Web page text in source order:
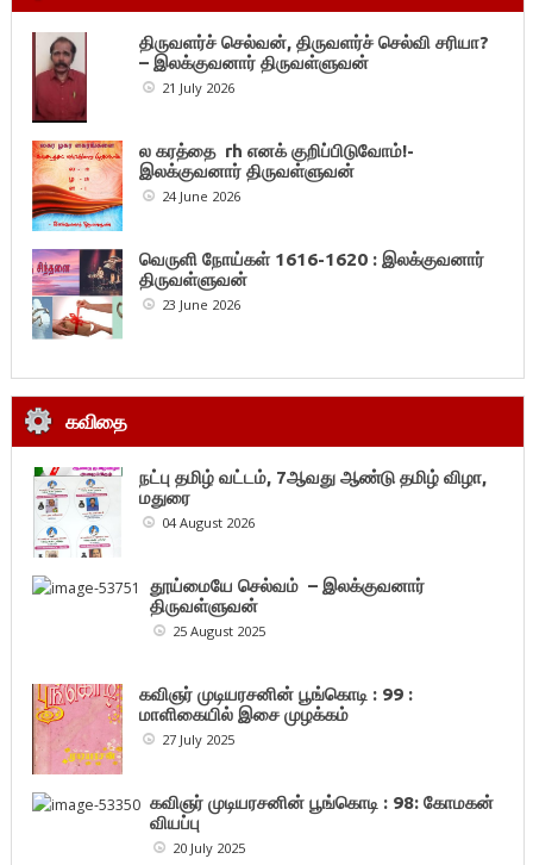
திருவளர்ச் செல்வன், திருவளர்ச் செல்வி சரியா?
– இலக்குவனார் திருவள்ளுவன்
21 July 2026
ல கரத்தை rh எனக் குறிப்பிடுவோம்!-
இலக்குவனார் திருவள்ளுவன்
24 June 2026
வெருளி நோய்கள் 1616-1620 : இலக்குவனார்
திருவள்ளுவன்
23 June 2026
கவிதை
நட்பு தமிழ் வட்டம், 7ஆவது ஆண்டு தமிழ் விழா,
மதுரை
04 August 2026
தூய்மையே செல்வம் – இலக்குவனார்
திருவள்ளுவன்
25 August 2025
கவிஞர் முடியரசனின் பூங்கொடி : 99 :
மாளிகையில் இசை முழக்கம்
27 July 2025
கவிஞர் முடியரசனின் பூங்கொடி : 98: கோமகன்
வியப்பு
20 July 2025